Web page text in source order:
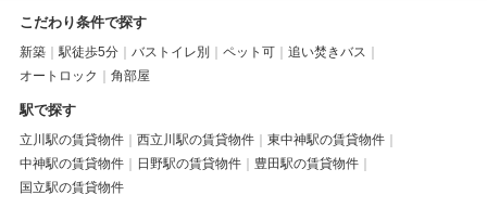
こだわり条件で探す
新築 駅徒歩5分 バストイレ別 ペット可
追い焚きバス
オートロック
角部屋
駅で探す
立川駅の賃貸物件 西立川駅の賃貸物件
東中神駅の賃貸物件
中神駅の賃貸物件
日野駅の賃貸物件
豊田駅の賃貸物件
国立駅の賃貸物件